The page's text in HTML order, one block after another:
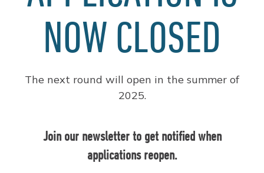
NOW CLOSED
The next round will open in the summer of
2025.
Join our newsletter to get notified when
applications reopen.